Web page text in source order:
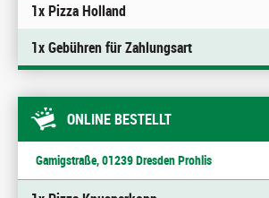
1x Pizza Holland
1x Gebühren für Zahlungsart
ONLINE BESTELLT
Gamigstraße, 01239 Dresden Prohlis